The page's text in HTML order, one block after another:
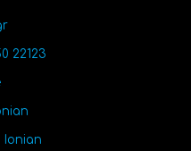
22123
Ionian